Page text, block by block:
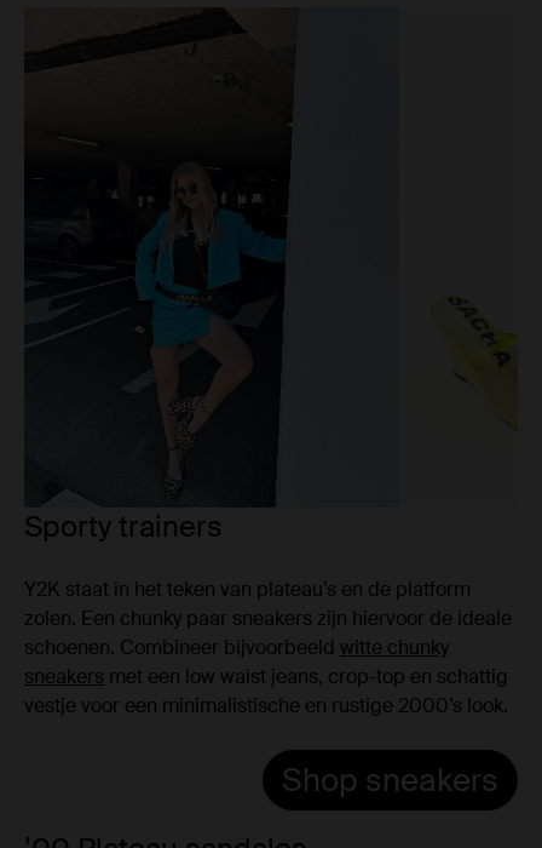
Sporty trainers
Y2K staat in het teken van plateau’s en de platform
zolen. Een chunky paar sneakers zijn hiervoor de ideale
schoenen. Combineer bijvoorbeeld witte chunky
sneakers met een low waist jeans, crop-top en schattig
vestje voor een minimalistische en rustige 2000’s look.
Shop sneakers